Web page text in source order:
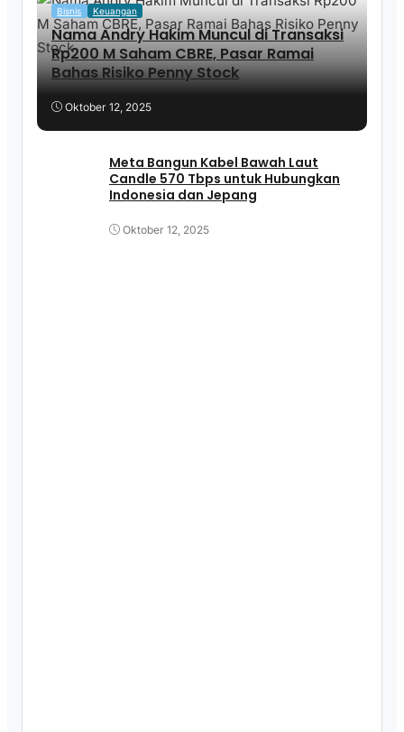
Bisnis Keuangan
Nama Andry Hakim Muncul di Transaksi
Rp200 M Saham CBRE, Pasar Ramai
Bahas Risiko Penny Stock
Oktober 12, 2025
Meta Bangun Kabel Bawah Laut
Candle 570 Tbps untuk Hubungkan
Indonesia dan Jepang
Oktober 12, 2025